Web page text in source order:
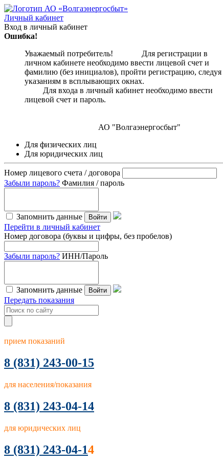
Личный кабинет
Вход в личный кабинет
Ошибка!
Уважаемый потребитель! Для регистрации в
личном кабинете необходимо ввести лицевой счет и
фамилию (без инициалов), пройти регистрацию, следуя
указаниям в всплывающих окнах.
Для входа в личный кабинет необходимо ввести
лицевой счет и пароль.
АО "Волгаэнергосбыт"
Для физических лиц
Для юридических лиц
Номер лицевого счета / договора
Забыли пароль? Фамилия / пароль
Запомнить данные Войти
Перейти в личный кабинет
Номер договора (буквы и цифры, без пробелов)
Забыли пароль? ИНН/Пароль
Запомнить данные Войти
Передать показания
прием показаний
8 (831) 243-00-15
для населения/показания
8 (831) 243-04-14
для юридических лиц
8 (831) 243-04-14